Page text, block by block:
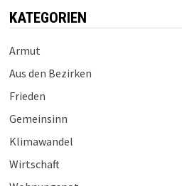
KATEGORIEN
Armut
Aus den Bezirken
Frieden
Gemeinsinn
Klimawandel
Wirtschaft